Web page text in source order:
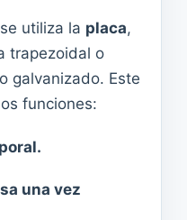
utiliza la placa,
trapezoidal o
galvanizado. Este
funciones:
una vez